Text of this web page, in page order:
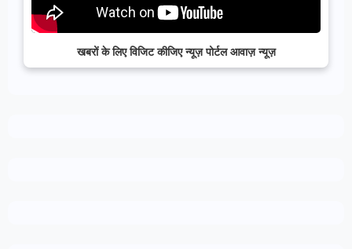
खबरों के लिए विजिट कीजिए न्यूज़ पोर्टल आवाज़ न्यूज़